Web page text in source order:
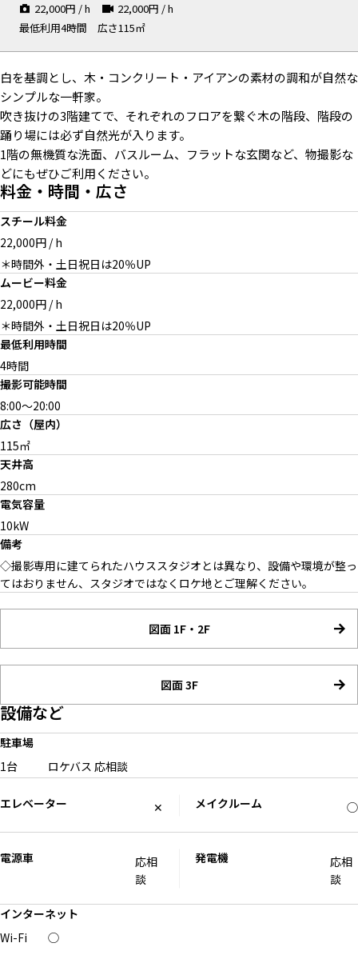
1F バスルーム 1F 玄関
2F キッチン
2F ダイニングからリビングの
2F 白壁＋木床 2F バルコニー
2Fから3Fへの階段 3Fから2Fへの階段
22,000円 / h 22,000円 / h
最低利用4時間
広さ115㎡
白を基調とし、木・コンクリート・アイアンの素材の調和が自然な
シンプルな一軒家。
吹き抜けの3階建てで、それぞれのフロアを繋ぐ木の階段、階段の
踊り場には必ず自然光が入ります。
1階の無機質な洗面、バスルーム、フラットな玄関など、物撮影な
どにもぜひご利用ください。
料金・時間・広さ
スチール料金
22,000円 / h
＊時間外・土日祝日は20％UP
ムービー料金
22,000円 / h
＊時間外・土日祝日は20％UP
最低利用時間
4時間
撮影可能時間
8:00～20:00
広さ（屋内）
115㎡
天井高
280cm
電気容量
10kW
備考
◇撮影専用に建てられたハウススタジオとは異なり、設備や環境が整っ
てはおりません、スタジオではなくロケ地とご理解ください。
図面 1F・2F
図面 3F
設備など
駐車場
1台
ロケバス 応相談
エレベーター ✕ メイクルーム ◯
電源車
応相
談
発電機
応相
談
インターネット
Wi-Fi
◯